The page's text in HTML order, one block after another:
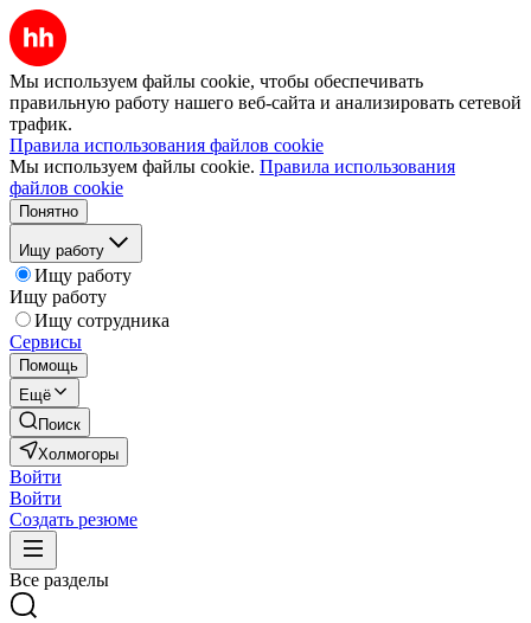
Мы используем файлы cookie, чтобы обеспечивать
правильную работу нашего веб-сайта и анализировать сетевой
трафик.
Правила использования файлов cookie
Мы используем файлы cookie. Правила использования
файлов cookie
Понятно
Ищу работу
Ищу работу
Ищу работу
Ищу сотрудника
Сервисы
Помощь
Ещё
Поиск
Холмогоры
Войти
Войти
Создать резюме
Все разделы